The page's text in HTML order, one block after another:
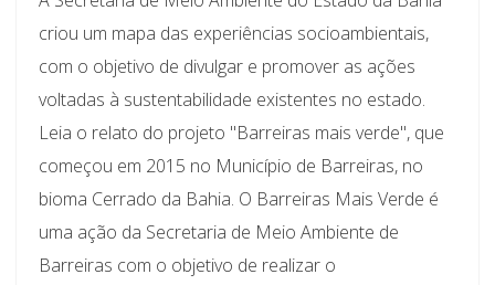
criou um mapa das experiências socioambientais,
com o objetivo de divulgar e promover as ações
voltadas à sustentabilidade existentes no estado.
Leia o relato do projeto "Barreiras mais verde", que
começou em 2015 no Município de Barreiras, no
bioma Cerrado da Bahia. O Barreiras Mais Verde é
uma ação da Secretaria de Meio Ambiente de
Barreiras com o objetivo de realizar o